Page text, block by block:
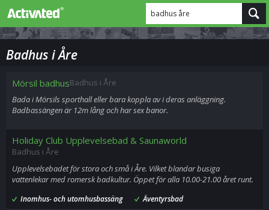
badhus åre
Badhus i Åre
Mörsil badhusBadhus i Åre
Bada i Mörsils sporthall eller bara koppla av i deras anläggning.
Badbassängen är 12m lång och har sex banor.
Holiday Club Upplevelsebad & Saunaworld
Badhus i Åre
Upplevelsebadet för stora och små i Åre. Vilket blandar busiga
vattenlekar med romersk badkultur. Öppet för alla 10.00-21.00 året runt.
Inomhus- och utomhusbassäng Äventyrsbad